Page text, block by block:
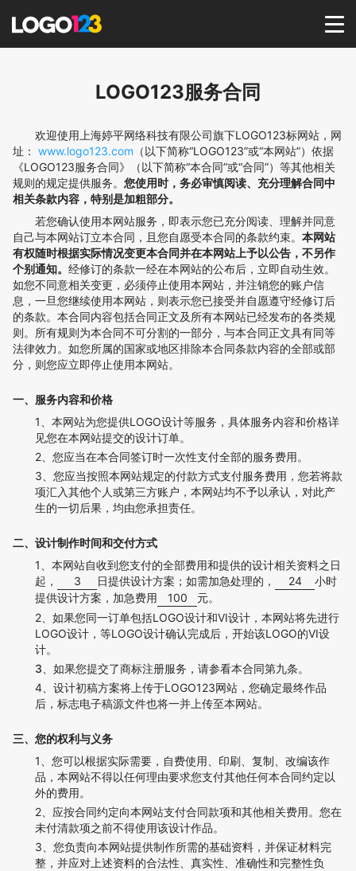
LOGO案例
商标版权
LOGO
登录 / 注册
LOGO123服务合同
欢迎使用上海婷平网络科技有限公司旗下LOGO123标网站，网
址： www.logo123.com （以下简称“LOGO123”或“本网站”）依据
《LOGO123服务合同》（以下简称“本合同”或“合同”）等其他相关
规则的规定提供服务。 您使用时，务必审慎阅读、充分理解合同中
相关条款内容，特别是加粗部分。
若您确认使用本网站服务，即表示您已充分阅读、理解并同意
自己与本网站订立本合同，且您自愿受本合同的条款约束。 本网站
有权随时根据实际情况变更本合同并在本网站上予以公告，不另作
个别通知。 经修订的条款一经在本网站的公布后，立即自动生效。
如您不同意相关变更，必须停止使用本网站，并注销您的账户信
息，一旦您继续使用本网站，则表示您已接受并自愿遵守经修订后
的条款。本合同内容包括合同正文及所有本网站已经发布的各类规
则。所有规则为本合同不可分割的一部分，与本合同正文具有同等
法律效力。如您所属的国家或地区排除本合同条款内容的全部或部
分，则您应立即停止使用本网站。
一、服务内容和价格
1、本网站为您提供LOGO设计等服务，具体服务内容和价格详
见您在本网站提交的设计订单。
2、您应当在本合同签订时一次性支付全部的服务费用。
3、您应当按照本网站规定的付款方式支付服务费用，您若将款
项汇入其他个人或第三方账户，本网站均不予以承认，对此产
生的一切后果，均由您承担责任。
二、设计制作时间和交付方式
1、本网站自收到您支付的全部费用和提供的设计相关资料之日
起，
3 日提供设计方案；如需加急处理的， 24
小时
提供设计方案，加急费用
100
元。
2、如果您同一订单包括LOGO设计和VI设计，本网站将先进行
LOGO设计，等LOGO设计确认完成后，开始该LOGO的VI设
计。
3、如果您提交了商标注册服务，请参看本合同第九条。
4、设计初稿方案将上传于LOGO123网站，您确定最终作品
后，标志电子稿源文件也将一并上传至本网站。
三、您的权利与义务
1、您可以根据实际需要，自费使用、印刷、复制、改编该作
品，本网站不得以任何理由要求您支付其他任何本合同约定以
外的费用。
2、应按合同约定向本网站支付合同款项和其他相关费用。您在
未付清款项之前不得使用该设计作品。
3、您负责向本网站提供制作所需的基础资料，并保证材料完
整，并应对上述资料的合法性、真实性、准确性和完整性负